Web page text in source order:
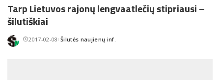
Tarp Lietuvos rajonų lengvaatlečių stipriausi –
šilutiškiai
2017-02-08Posted
Šilutės naujienų inf.